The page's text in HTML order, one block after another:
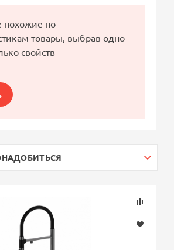
похожие по
товары, выбрав одно
свойств